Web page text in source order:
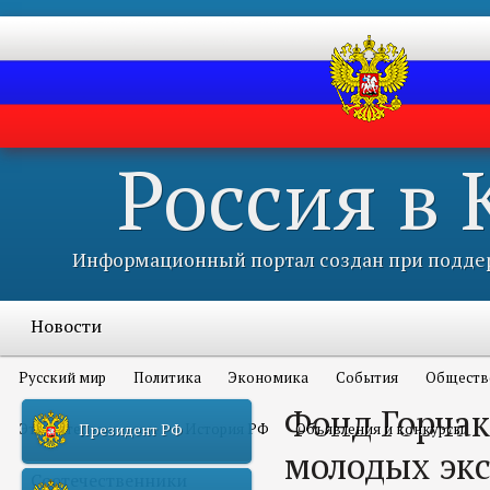
Россия в
Информационный портал создан при
Новости
Русский мир Политика Экономика События
Это интересно всем История РФ Объявления и конкурсы
Соотечественники
Президент РФ
Фонд
молодых